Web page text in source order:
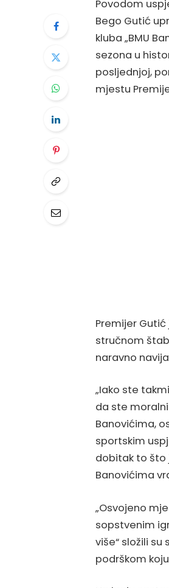
Povodom
Bego Gutić
kluba „BMU
sezona u
posljednjoj,
mjestu
Premijer
stručnom
naravno
„Iako ste
da ste
Banovićima,
sportskim
dobitak to što
Banovićima
„Osvojeno
sopstvenim
više“ složili
podrškom